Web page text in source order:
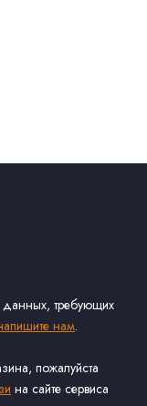
данных, требующих
нам.
пожалуйста
на сайте сервиса